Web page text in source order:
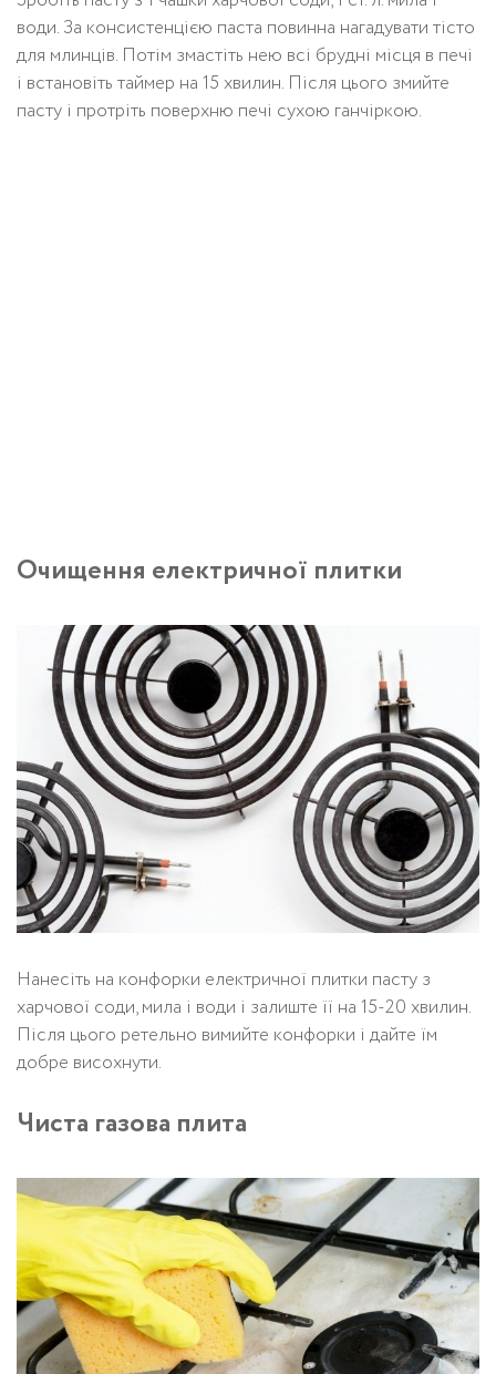
води. За консистенцією паста повинна нагадувати тісто
для млинців. Потім змастіть нею всі брудні місця в печі
і встановіть таймер на 15 хвилин. Після цього змийте
пасту і протріть поверхню печі сухою ганчіркою.
Очищення електричної плитки
Нанесіть на конфорки електричної плитки пасту з
харчової соди, мила і води і залиште її на 15-20 хвилин.
Після цього ретельно вимийте конфорки і дайте їм
добре висохнути.
Чиста газова плита